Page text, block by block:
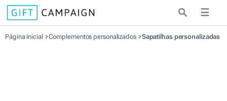
☰
Página Inicial Complementos personalizados Sapatilhas personalizadas